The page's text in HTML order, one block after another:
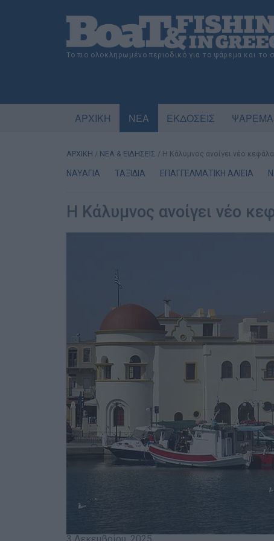
Το πιο ολοκληρωμένο περιοδικό για το ψάρεμα και το
ΑΡΧΙΚΗ ΝΕΑ ΕΚΔΟΣΕΙΣ
ΑΡΧΙΚΗ / ΝΕΑ & ΕΙΔΗΣΕΙΣ / Η Κάλυμνος ανοίγει νέο
ΝΑΥΑΓΙΑ ΤΑΞΙΔΙΑ ΕΠΑΓΓΕΛΜΑΤΙΚΗ ΑΛΙΕΙΑ
Η Κάλυμνος ανοίγει νέο